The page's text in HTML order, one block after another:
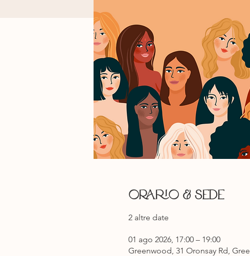
Orario & Sede
2 altre date
01 ago 2026, 17:00 – 19:00
Greenwood, 31 Oronsay Rd,